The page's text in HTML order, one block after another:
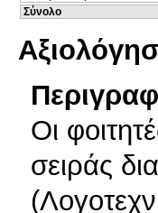
Σύνολο
Οι
σειράς